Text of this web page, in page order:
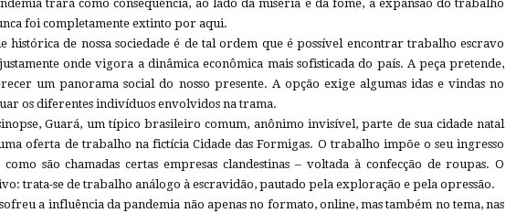
trará como consequência, ao lado da miséria e da fome, a expansão do trabalho
foi completamente extinto por aqui.
histórica de nossa sociedade é de tal ordem que é possível encontrar trabalho escravo
onde vigora a dinâmica econômica mais sofisticada do país. A peça pretende,
um panorama social do nosso presente. A opção exige algumas idas e vindas no
os diferentes indivíduos envolvidos na trama.
Guará, um típico brasileiro comum, anônimo invisível, parte de sua cidade natal
oferta de trabalho na fictícia Cidade das Formigas. O trabalho impõe o seu ingresso
são chamadas certas empresas clandestinas – voltada à confecção de roupas. O
trata-se de trabalho análogo à escravidão, pautado pela exploração e pela opressão.
a influência da pandemia não apenas no formato, online, mas também no tema, nas